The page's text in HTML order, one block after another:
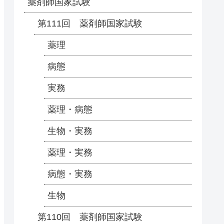
第111回 薬剤師国家試験
薬理
病態
実務
薬理・病態
生物・実務
薬理・実務
病態・実務
生物
第110回 薬剤師国家試験